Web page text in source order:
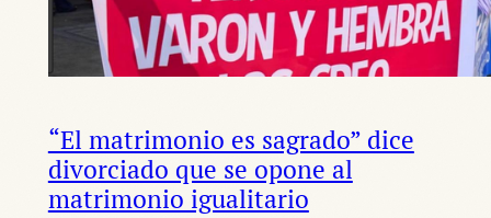
“El matrimonio es sagrado” dice
divorciado que se opone al
matrimonio igualitario